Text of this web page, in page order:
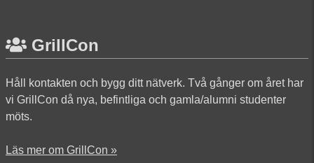
GrillCon
Håll kontakten och bygg ditt nätverk. Två gånger om året har
vi GrillCon då nya, befintliga och gamla/alumni studenter
möts.
Läs mer om GrillCon »